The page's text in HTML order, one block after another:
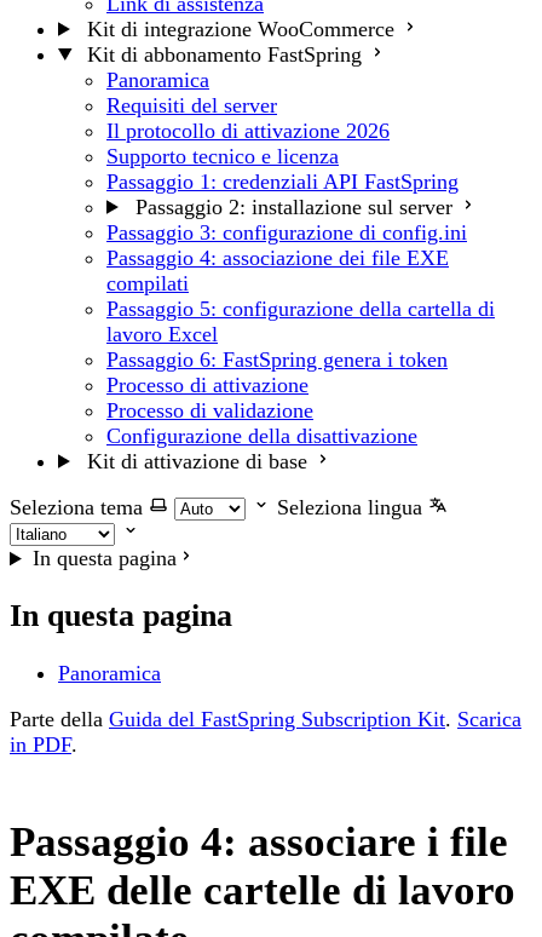
Kit di integrazione WooCommerce
Kit di abbonamento FastSpring
Panoramica
Requisiti del server
Il protocollo di attivazione 2026
Supporto tecnico e licenza
Passaggio 1: credenziali API FastSpring
Passaggio 2: installazione sul server
Passaggio 3: configurazione di config.ini
Passaggio 4: associazione dei file EXE
compilati
Passaggio 5: configurazione della cartella di
lavoro Excel
Passaggio 6: FastSpring genera i token
Processo di attivazione
Processo di validazione
Configurazione della disattivazione
Kit di attivazione di base
Seleziona tema
Seleziona lingua
In questa pagina
In questa pagina
Panoramica
Parte della Guida del FastSpring Subscription Kit. Scarica
in PDF.
Passaggio 4: associare i file
EXE delle cartelle di lavoro